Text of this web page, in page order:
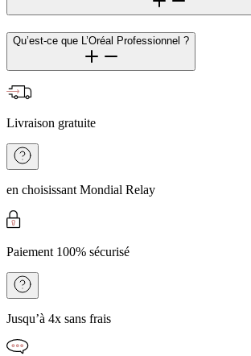
Qu’est-ce que L’Oréal Professionnel ?
Livraison gratuite
en choisissant Mondial Relay
Paiement 100% sécurisé
Jusqu’à 4x sans frais